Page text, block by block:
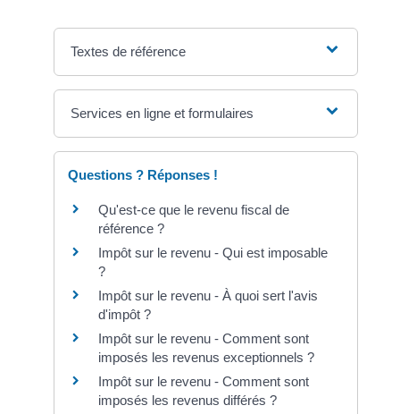
Textes de référence
Services en ligne et formulaires
Questions ? Réponses !
Qu'est-ce que le revenu fiscal de
référence ?
Impôt sur le revenu - Qui est imposable
?
Impôt sur le revenu - À quoi sert l'avis
d'impôt ?
Impôt sur le revenu - Comment sont
imposés les revenus exceptionnels ?
Impôt sur le revenu - Comment sont
imposés les revenus différés ?